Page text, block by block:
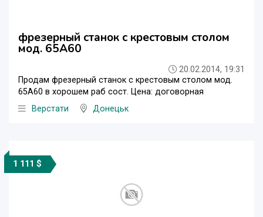
фрезерный станок с крестовым столом
мод. 65А60
20.02.2014, 19:31
Продам фрезерный станок с крестовым столом мод.
65А60 в хорошем раб сост. Цена: договорная
Верстати
Донецьк
1 111 $